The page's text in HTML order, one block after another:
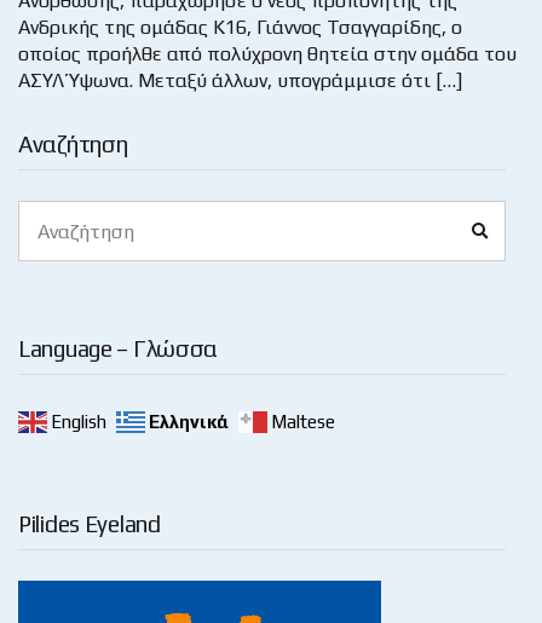
Αναζήτηση
for:
Language – Γλώσσα
English Ελληνικά Maltese
Pilides Eyeland
Ανδρικής της ομάδας Κ16, Γιάννος Τσαγγαρίδης, ο
οποίος προήλθε από πολύχρονη θητεία στην ομάδα του
ΑΣΥΛ Ύψωνα. Μεταξύ άλλων, υπογράμμισε ότι […]